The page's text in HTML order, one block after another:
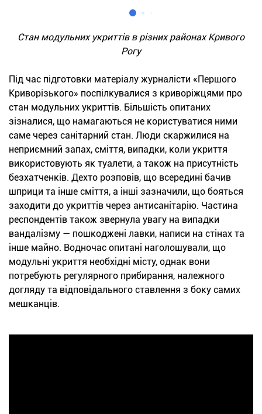
Стан модульних укриттів в різних районах Кривого
Рогу
Під час підготовки матеріалу журналісти «Першого
Криворізького» поспілкувалися з криворіжцями про
стан модульних укриттів. Більшість опитаних
зізналися, що намагаються не користуватися ними
саме через санітарний стан. Люди скаржилися на
неприємний запах, сміття, випадки, коли укриття
використовують як туалети, а також на присутність
безхатченків. Дехто розповів, що всередині бачив
шприци та інше сміття, а інші зазначили, що бояться
заходити до укриттів через антисанітарію. Частина
респондентів також звернула увагу на випадки
вандалізму — пошкоджені лавки, написи на стінах та
інше майно. Водночас опитані наголошували, що
модульні укриття необхідні місту, однак вони
потребують регулярного прибирання, належного
догляду та відповідального ставлення з боку самих
мешканців.